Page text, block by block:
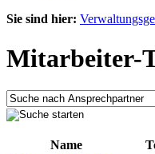
Sie sind hier:
Mitarbeiter-
Name